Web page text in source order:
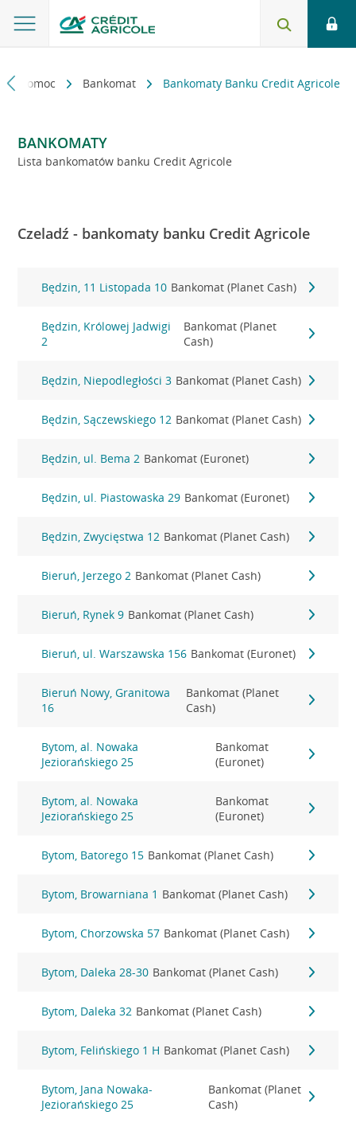
i pomoc Bankomat Bankomaty Banku Credit Agricole
BANKOMATY
Lista bankomatów banku Credit Agricole
Czeladź - bankomaty banku Credit Agricole
Będzin, 11 Listopada 10 Bankomat (Planet Cash)
Będzin, Królowej Jadwigi
2
Bankomat (Planet
Cash)
Będzin, Niepodległości 3 Bankomat (Planet Cash)
Będzin, Sączewskiego 12 Bankomat (Planet Cash)
Będzin, ul. Bema 2 Bankomat (Euronet)
Będzin, ul. Piastowaska 29 Bankomat (Euronet)
Będzin, Zwycięstwa 12 Bankomat (Planet Cash)
Bieruń, Jerzego 2 Bankomat (Planet Cash)
Bieruń, Rynek 9 Bankomat (Planet Cash)
Bieruń, ul. Warszawska 156 Bankomat (Euronet)
Bieruń Nowy, Granitowa
16
Bankomat (Planet
Cash)
Bytom, al. Nowaka
Jeziorańskiego 25
Bankomat
(Euronet)
Bytom, al. Nowaka
Jeziorańskiego 25
Bankomat
(Euronet)
Bytom, Batorego 15 Bankomat (Planet Cash)
Bytom, Browarniana 1 Bankomat (Planet Cash)
Bytom, Chorzowska 57 Bankomat (Planet Cash)
Bytom, Daleka 28-30 Bankomat (Planet Cash)
Bytom, Daleka 32 Bankomat (Planet Cash)
Bytom, Felińskiego 1 H Bankomat (Planet Cash)
Bytom, Jana Nowaka-
Jeziorańskiego 25
Bankomat (Planet
Cash)